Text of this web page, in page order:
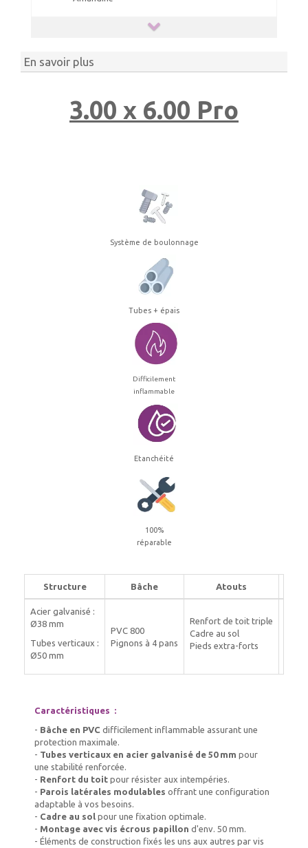
En savoir plus
3.00 x 6.00 Pro
Système de boulonnage
Tubes + épais
Difficilement
inflammable
Etanchéité
100%
réparable
Structure Bâche Atouts
Acier galvanisé :
Ø38 mm
Tubes verticaux :
Ø50 mm
PVC 800
Pignons à 4 pans
Renfort de toit triple
Cadre au sol
Pieds extra-forts
Caractéristiques :
- Bâche en PVC difficilement inflammable assurant une
protection maximale.
- Tubes verticaux en acier galvanisé de 50 mm pour
une stabilité renforcée.
- Renfort du toit pour résister aux intempéries.
- Parois latérales modulables offrant une configuration
adaptable à vos besoins.
- Cadre au sol pour une fixation optimale.
- Montage avec vis écrous papillon d'env. 50 mm.
- Éléments de construction fixés les uns aux autres par vis